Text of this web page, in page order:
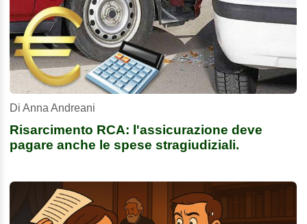
Di Anna Andreani
Risarcimento RCA: l'assicurazione deve
pagare anche le spese stragiudiziali.